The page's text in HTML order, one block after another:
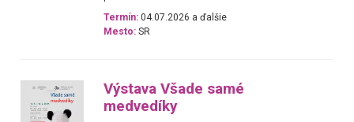
Termín: 04.07.2026 a ďalšie
Mesto: SR
Výstava Všade samé
medvedíky